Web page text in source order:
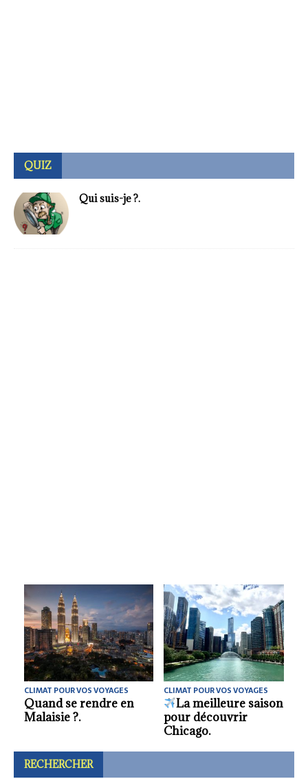
QUIZ
Qui suis-je ?.
CLIMAT POUR VOS VOYAGES
Où partir chercher
soleil et douceur en
CLIMAT POUR VOS VOYAGES
La meilleure saison
pour découvrir
Helsinki.
RECHERCHER